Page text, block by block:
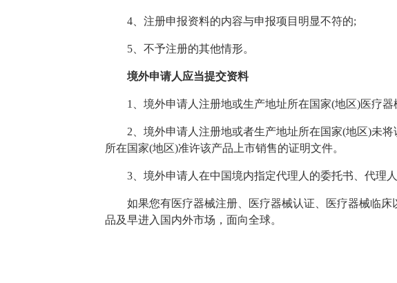
4、注册申报资料的内容与申报项目明显不符的;
5、不予注册的其他情形。
境外申请人应当提交资料
1、境外申请人注册地或生产地址所在国家(地区)医疗器
2、境外申请人注册地或者生产地址所在国家(地区)未将
所在国家(地区)准许该产品上市销售的证明文件。
3、境外申请人在中国境内指定代理人的委托书、代理人
如果您有医疗器械注册、医疗器械认证、医疗器械临床
品及早进入国内外市场，面向全球。